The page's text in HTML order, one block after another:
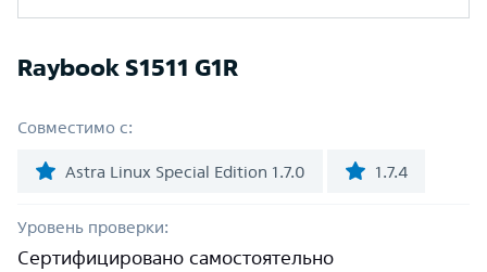
Raybook S1511 G1R
Совместимо с:
Astra Linux Special Edition 1.7.0 1.7.4
Уровень проверки:
Сертифицировано самостоятельно